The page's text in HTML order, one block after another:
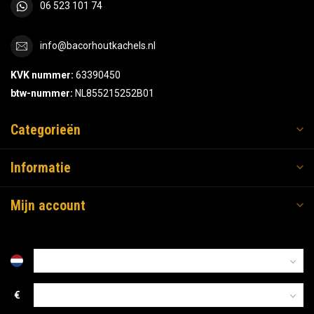
06 523 101 74
info@bacorhoutkachels.nl
KVK nummer: 63390450
btw-nummer: NL855215252B01
Categorieën
Informatie
Mijn account
€